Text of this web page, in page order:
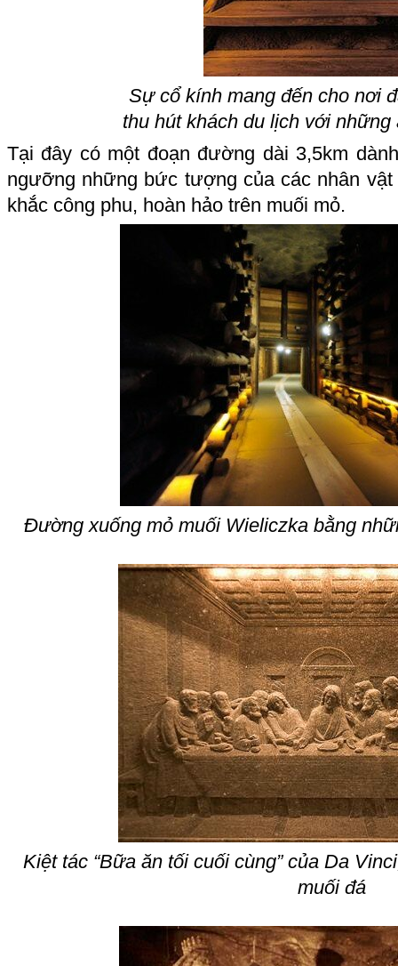
Sự cổ kính mang đến cho nơi
thu hút khách du lịch với những
Tại đây có một đoạn đường dài 3,5km
ngưỡng những bức tượng của các nhân
khắc công phu, hoàn hảo trên muối mỏ.
Đường xuống mỏ muối Wieliczka bằng
Kiệt tác “Bữa ăn tối cuối cùng” của Da
muối đá